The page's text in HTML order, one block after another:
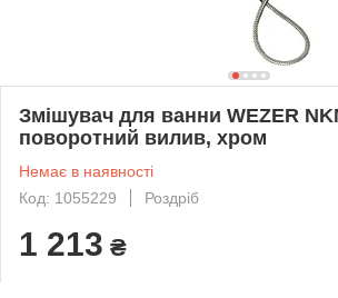
Змішувач для ванни WEZER
поворотний вилив, хром
Немає в наявності
Код: 1055229
Роздріб
1 213 ₴